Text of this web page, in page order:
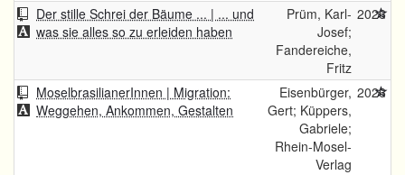
Der stille Schrei der Bäume ... | ... und
was sie alles so zu erleiden haben
Prüm, Karl-
Josef;
Fandereiche,
Fritz
2026
MoselbrasilianerInnen | Migration:
Weggehen, Ankommen, Gestalten
Eisenbürger,
Gert; Küppers,
Gabriele;
Rhein-Mosel-
Verlag
2026